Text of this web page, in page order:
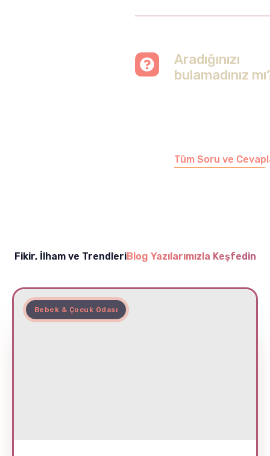
Aradığınızı
bulamadınız
Tüm Soru ve
Fikir, İlham ve TrendleriBlog Yazılarımızla Keşfedin
Bebek & Çocuk Odası